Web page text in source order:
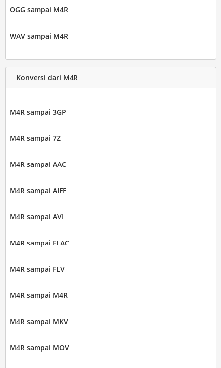
OGG sampai M4R
WAV sampai M4R
Konversi dari M4R
M4R sampai 3GP
M4R sampai 7Z
M4R sampai AAC
M4R sampai AIFF
M4R sampai AVI
M4R sampai FLAC
M4R sampai FLV
M4R sampai M4R
M4R sampai MKV
M4R sampai MOV